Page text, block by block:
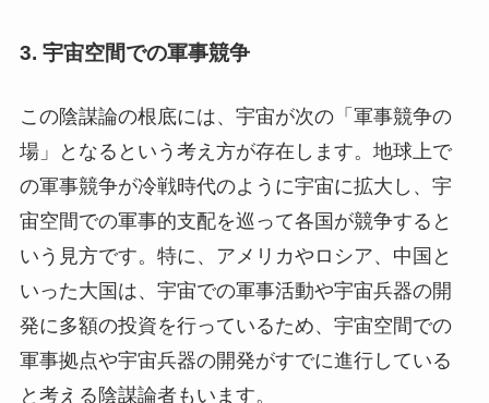
3. 宇宙空間での軍事競争
この陰謀論の根底には、宇宙が次の「軍事競争の
場」となるという考え方が存在します。地球上で
の軍事競争が冷戦時代のように宇宙に拡大し、宇
宙空間での軍事的支配を巡って各国が競争すると
いう見方です。特に、アメリカやロシア、中国と
いった大国は、宇宙での軍事活動や宇宙兵器の開
発に多額の投資を行っているため、宇宙空間での
軍事拠点や宇宙兵器の開発がすでに進行している
と考える陰謀論者もいます。